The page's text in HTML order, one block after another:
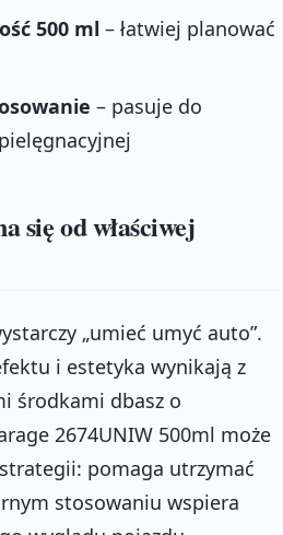
500 ml – łatwiej planować
– pasuje do
się od właściwej
„umieć umyć auto”.
i estetyka wynikają z
środkami dbasz o
2674UNIW 500ml może
pomaga utrzymać
stosowaniu wspiera